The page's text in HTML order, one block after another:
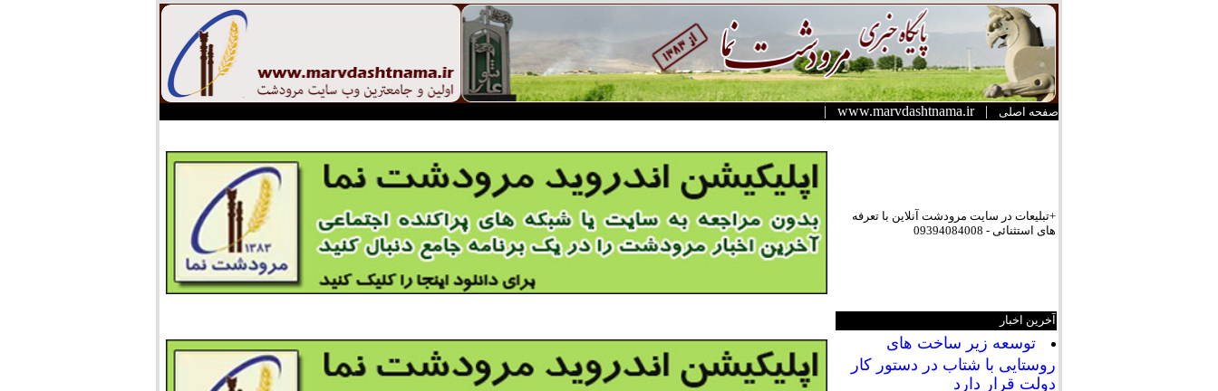
صفحه اصلی |
www.marvdashtnama.ir
|
+تبلیعات در سایت مرودشت آنلاین با تعرفه
های استثنائی - 09394084008
آخرین اخبار
توسعه زیر ساخت های
روستایی با شتاب در دستور کار
دولت قرار دارد